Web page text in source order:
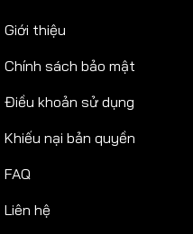
Giới thiệu
Chính sách bảo mật
Điều khoản sử dụng
Khiếu nại bản quyền
FAQ
Liên hệ